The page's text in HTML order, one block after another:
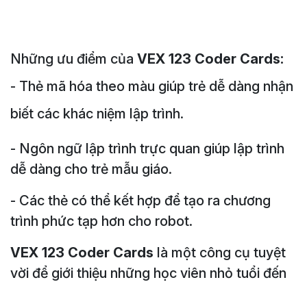
Những ưu điểm của VEX 123 Coder Cards:
- Thẻ mã hóa theo màu giúp trẻ dễ dàng nhận
biết các khác niệm lập trình.
- Ngôn ngữ lập trình trực quan giúp lập trình
dễ dàng cho trẻ mẫu giáo.
- Các thẻ có thể kết hợp để tạo ra chương
trình phức tạp hơn cho robot.
VEX 123 Coder Cards là một công cụ tuyệt
vời để giới thiệu những học viên nhỏ tuổi đến